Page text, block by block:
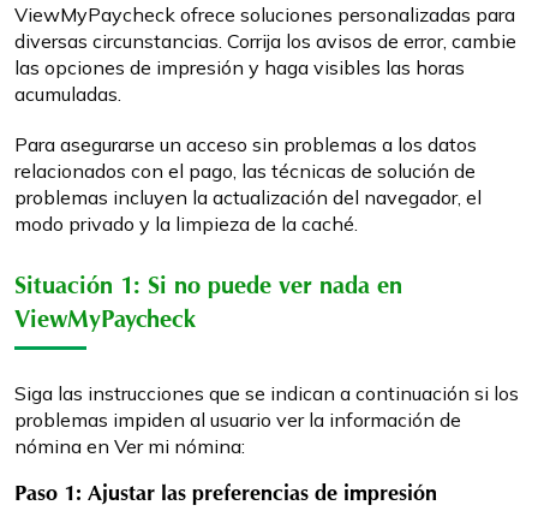
ViewMyPaycheck ofrece soluciones personalizadas para
diversas circunstancias. Corrija los avisos de error, cambie
las opciones de impresión y haga visibles las horas
acumuladas.
Para asegurarse un acceso sin problemas a los datos
relacionados con el pago, las técnicas de solución de
problemas incluyen la actualización del navegador, el
modo privado y la limpieza de la caché.
Situación 1: Si no puede ver nada en
ViewMyPaycheck
Siga las instrucciones que se indican a continuación si los
problemas impiden al usuario ver la información de
nómina en Ver mi nómina:
Paso 1: Ajustar las preferencias de impresión